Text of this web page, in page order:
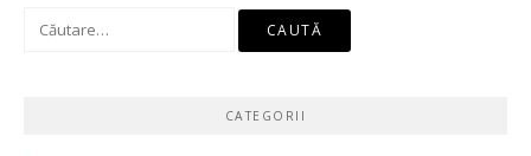
Caută
CATEGORII